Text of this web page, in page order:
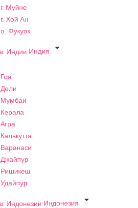
г. Муйне
г. Хой Ан
о. Фукуок
Индия

Гоа
Дели
Мумбаи
Керала
Агра
Калькутта
Варанаси
Джайпур
Ришикеш
Удайпур
Индонезия
